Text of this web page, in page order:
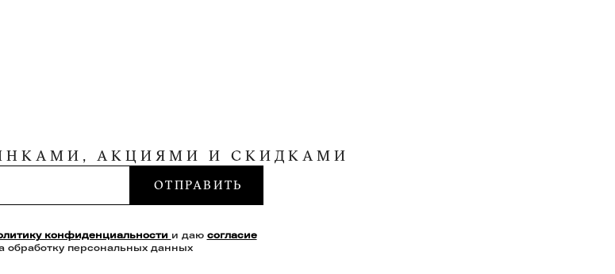
АКЦИЯМИ И СКИДКАМИ
ОТПРАВИТЬ
конфиденциальности и даю согласие
обработку персональных данных